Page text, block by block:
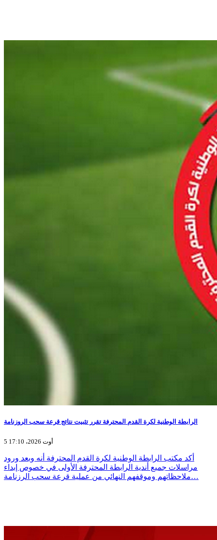
الرابطة الوطنية لكرة القدم المحترفة تقرر تثبيت نتائج قرعة سحب الروزنامة
5 أوت 2026، 17:10
أكد مكتب الرابطة الوطنية لكرة القدم المحترفة أنه وبعد ورود
مراسلات جميع أندية الرابطة المحترفة الأولى في خصوص إبداء
ملاحظاتهم وموقفهم النهائي من عملية قرعة سحب الرزنامة…